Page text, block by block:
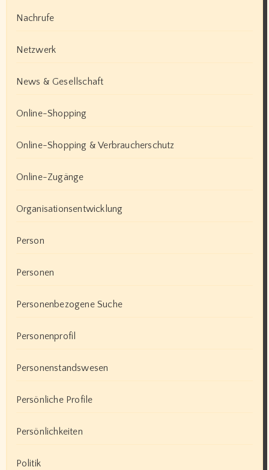
Nachrufe
Netzwerk
News & Gesellschaft
Online-Shopping
Online-Shopping & Verbraucherschutz
Online-Zugänge
Organisationsentwicklung
Person
Personen
Personenbezogene Suche
Personenprofil
Personenstandswesen
Persönliche Profile
Persönlichkeiten
Politik